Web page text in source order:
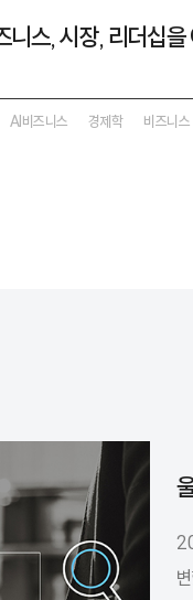
니스, 시장, 리더십을
AI비즈니스 경제학 비즈니스